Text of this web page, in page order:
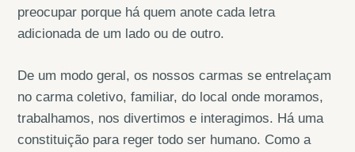
preocupar porque há quem anote cada letra
adicionada de um lado ou de outro.
De um modo geral, os nossos carmas se entrelaçam
no carma coletivo, familiar, do local onde moramos,
trabalhamos, nos divertimos e interagimos. Há uma
constituição para reger todo ser humano. Como a